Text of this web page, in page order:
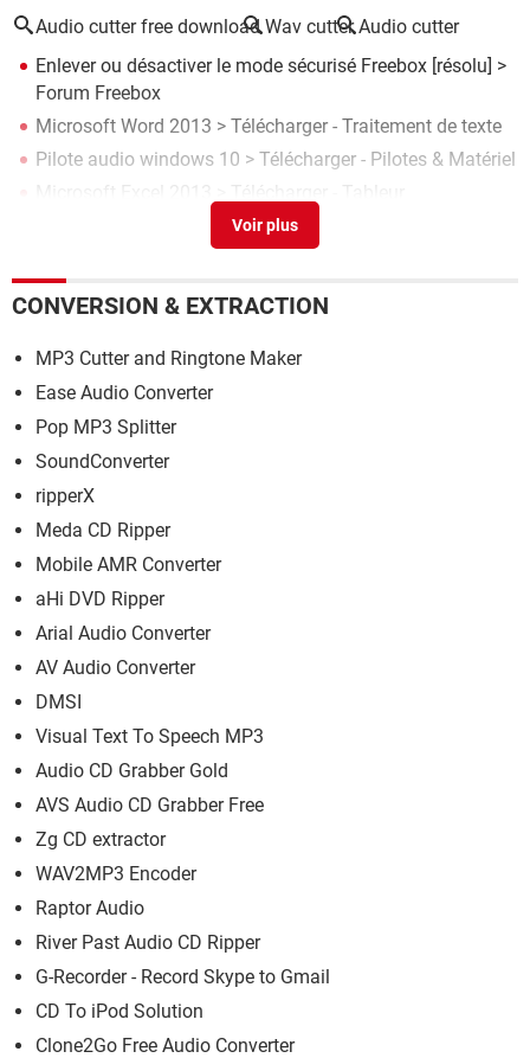
Audio cutter free download Wav cutter Audio cutter
Enlever ou désactiver le mode sécurisé Freebox [résolu] >
Forum Freebox
Microsoft Word 2013 > Télécharger - Traitement de texte
Pilote audio windows 10 > Télécharger - Pilotes & Matériel
Microsoft Excel 2013
> Télécharger - Tableur
Free YouTube Download> Télécharger - Téléchargement
CONVERSION & EXTRACTION
MP3 Cutter and Ringtone Maker
Ease Audio Converter
Pop MP3 Splitter
SoundConverter
ripperX
Meda CD Ripper
Mobile AMR Converter
aHi DVD Ripper
Arial Audio Converter
AV Audio Converter
DMSI
Visual Text To Speech MP3
Audio CD Grabber Gold
AVS Audio CD Grabber Free
Zg CD extractor
WAV2MP3 Encoder
Raptor Audio
River Past Audio CD Ripper
G-Recorder - Record Skype to Gmail
CD To iPod Solution
Clone2Go Free Audio Converter